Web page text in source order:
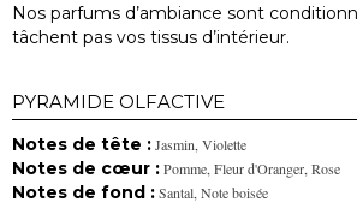
Nos parfums d’ambiance sont
tâchent pas vos tissus d’intérieur.
PYRAMIDE OLFACTIVE
Notes de tête :Jasmin, Violette
Notes de cœur :Pomme, Fleur d'Oranger, Rose
Notes de fond :Santal, Note boisée